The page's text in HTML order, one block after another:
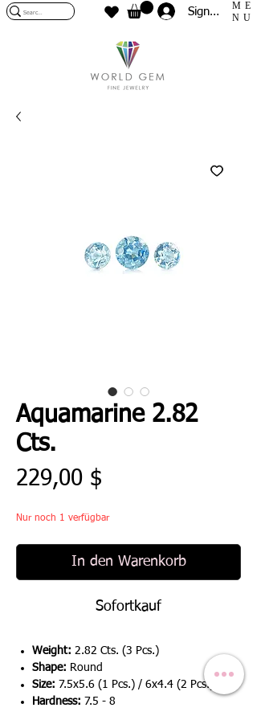
Sign In
ME
NU
Aquamarine 2.82
Cts.
229,00 $
Nur noch 1 verfügbar
In den Warenkorb
Sofortkauf
Weight: 2.82 Cts. (3 Pcs.)
Shape: Round
Size: 7.5x5.6 (1 Pcs.) / 6x4.4 (2 Pcs.)
Hardness: 7.5 - 8